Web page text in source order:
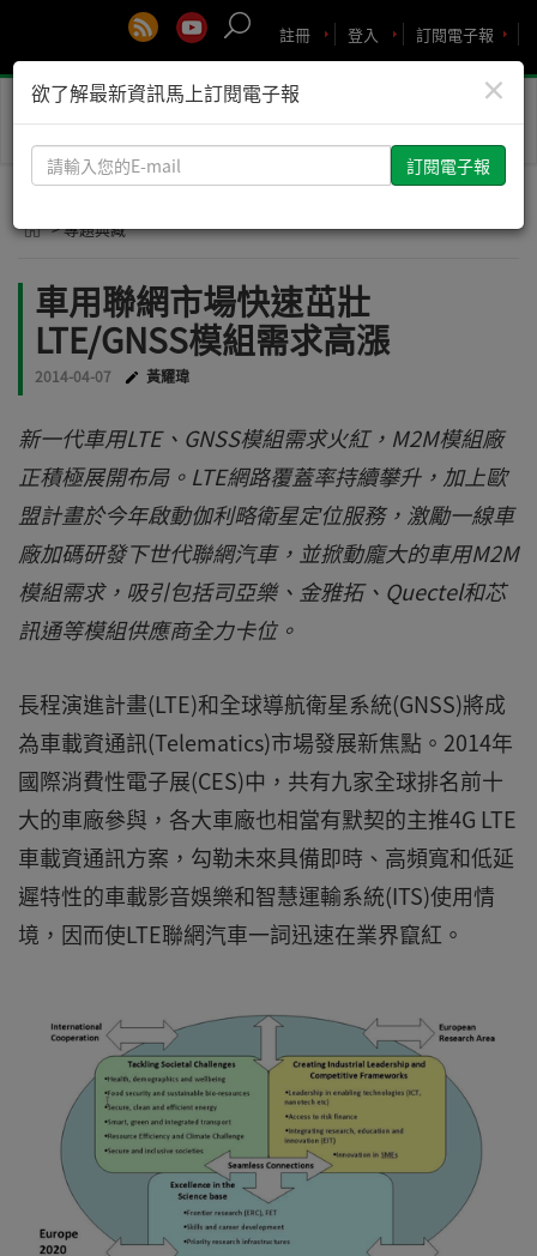
訂閱電子報
登入
註冊
Toggle
> 專題典藏
車用聯網市場快速茁壯
LTE/GNSS模組需求高漲
2014-04-07 黃耀瑋
新一代車用LTE、GNSS模組需求火紅，M2M模組廠
正積極展開布局。LTE網路覆蓋率持續攀升，加上歐
盟計畫於今年啟動伽利略衛星定位服務，激勵一線車
廠加碼研發下世代聯網汽車，並掀動龐大的車用M2M
模組需求，吸引包括司亞樂、金雅拓、Quectel和芯
訊通等模組供應商全力卡位。
長程演進計畫(LTE)和全球導航衛星系統(GNSS)將成
為車載資通訊(Telematics)市場發展新焦點。2014年
國際消費性電子展(CES)中，共有九家全球排名前十
大的車廠參與，各大車廠也相當有默契的主推4G LTE
車載資通訊方案，勾勒未來具備即時、高頻寬和低延
遲特性的車載影音娛樂和智慧運輸系統(ITS)使用情
境，因而使LTE聯網汽車一詞迅速在業界竄紅。
×
欲了解最新資訊馬上訂閱電子報
請
輸
您
E-
mail